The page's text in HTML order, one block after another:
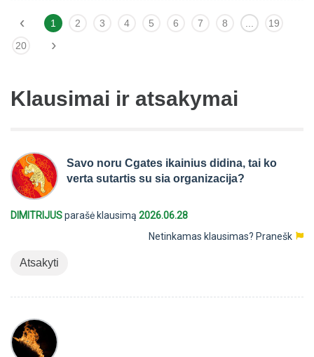
‹ 1 2 3 4 5 6 7 8 ...
19
20
›
Klausimai ir atsakymai
Savo noru Cgates ikainius didina, tai ko
verta sutartis su sia organizacija?
DIMITRIJUSparašė klausimą 2026.06.28
Netinkamas klausimas? Pranešk
Atsakyti